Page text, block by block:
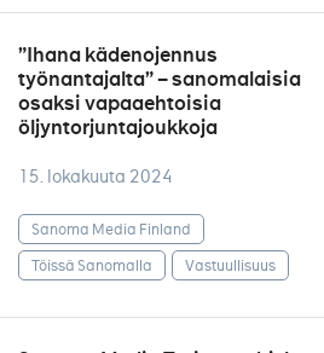
”Ihana kädenojennus
työnantajalta” – sanomalaisia
osaksi vapaaehtoisia
öljyntorjuntajoukkoja
15. lokakuuta 2024
Sanoma Media Finland
Töissä Sanomalla
Vastuullisuus